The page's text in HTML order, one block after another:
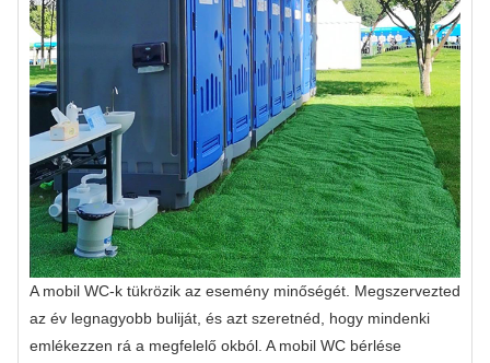
A mobil WC-k tükrözik az esemény minőségét. Megszervezted
az év legnagyobb buliját, és azt szeretnéd, hogy mindenki
emlékezzen rá a megfelelő okból. A mobil WC bérlése